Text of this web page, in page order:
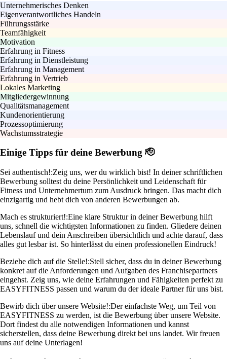
Unternehmerisches Denken
Eigenverantwortliches Handeln
Führungsstärke
Teamfähigkeit
Motivation
Erfahrung in Fitness
Erfahrung in Dienstleistung
Erfahrung in Management
Erfahrung in Vertrieb
Lokales Marketing
Mitgliedergewinnung
Qualitätsmanagement
Kundenorientierung
Prozessoptimierung
Wachstumsstrategie
Einige Tipps für deine Bewerbung 🫡
Sei authentisch!:Zeig uns, wer du wirklich bist! In deiner schriftlichen
Bewerbung solltest du deine Persönlichkeit und Leidenschaft für
Fitness und Unternehmertum zum Ausdruck bringen. Das macht dich
einzigartig und hebt dich von anderen Bewerbungen ab.
Mach es strukturiert!:Eine klare Struktur in deiner Bewerbung hilft
uns, schnell die wichtigsten Informationen zu finden. Gliedere deinen
Lebenslauf und dein Anschreiben übersichtlich und achte darauf, dass
alles gut lesbar ist. So hinterlässt du einen professionellen Eindruck!
Beziehe dich auf die Stelle!:Stell sicher, dass du in deiner Bewerbung
konkret auf die Anforderungen und Aufgaben des Franchisepartners
eingehst. Zeig uns, wie deine Erfahrungen und Fähigkeiten perfekt zu
EASYFITNESS passen und warum du der ideale Partner für uns bist.
Bewirb dich über unsere Website!:Der einfachste Weg, um Teil von
EASYFITNESS zu werden, ist die Bewerbung über unsere Website.
Dort findest du alle notwendigen Informationen und kannst
sicherstellen, dass deine Bewerbung direkt bei uns landet. Wir freuen
uns auf deine Unterlagen!